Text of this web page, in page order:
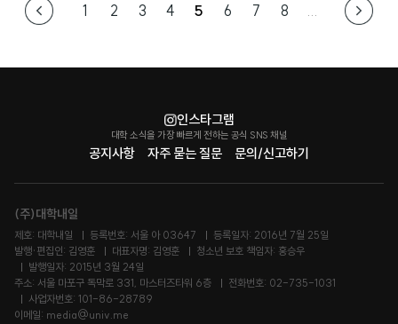
1 2 3 4 5 6 7 8
공지사항 자주 묻는 질문 문의/신고하기
인스타그램
대학 소식을 가장 빠르게 전하는 공식 SNS 채널
(주)대학내일
제호: 대학내일 등록번호: 서울 아 03647
등록일자: 2016년 7월 25일
발행·편집인: 김영훈
대표자명: 김영훈
청소년 보호 책임자: 홍승우
발행일자: 2015년 3월 24일
주소: 서울 마포구 독막로 331, 마스터즈타워 6층
전화번호: 02-735-1031
사업자번호: 101-86-28789
이메일: media@univ.me